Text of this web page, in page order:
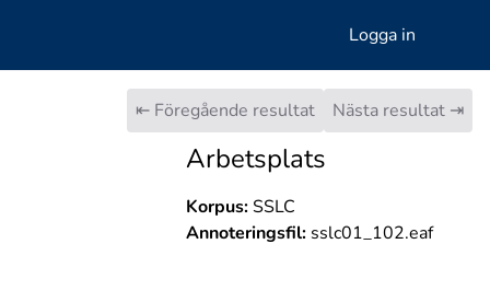
Logga in
⇤ Föregående resultat Nästa resultat ⇥
Arbetsplats
Korpus:SSLC
Annoteringsfil:sslc01_102.eaf